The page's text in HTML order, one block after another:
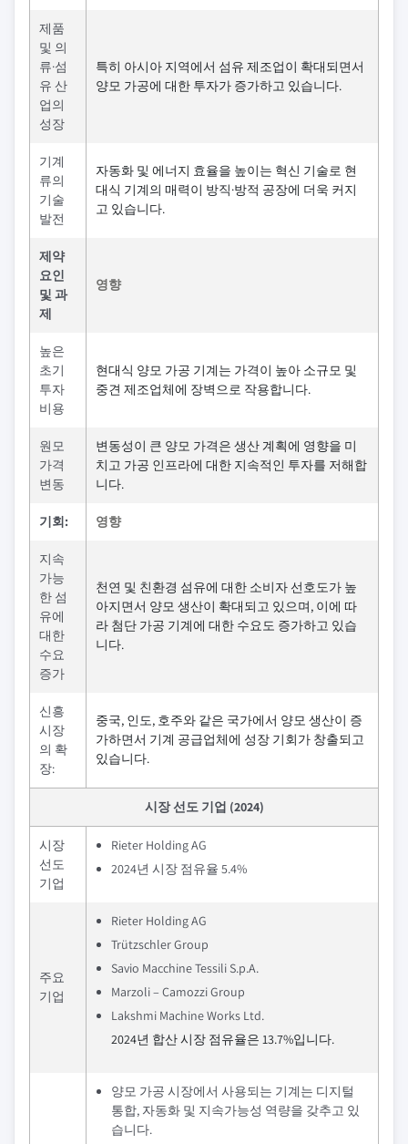
제품
및 의
류·섬
유 산
업의
성장
특히 아시아 지역에서 섬유 제조업이 확대되면서
양모 가공에 대한 투자가 증가하고 있습니다.
기계
류의
기술
발전
자동화 및 에너지 효율을 높이는 혁신 기술로 현
대식 기계의 매력이 방직·방적 공장에 더욱 커지
고 있습니다.
제약
요인
및 과
제
영향
높은
초기
투자
비용
현대식 양모 가공 기계는 가격이 높아 소규모 및
중견 제조업체에 장벽으로 작용합니다.
원모
가격
변동
변동성이 큰 양모 가격은 생산 계획에 영향을 미
치고 가공 인프라에 대한 지속적인 투자를 저해합
니다.
기회: 영향
지속
가능
한 섬
유에
대한
수요
증가
천연 및 친환경 섬유에 대한 소비자 선호도가 높
아지면서 양모 생산이 확대되고 있으며, 이에 따
라 첨단 가공 기계에 대한 수요도 증가하고 있습
니다.
신흥
시장
의 확
장:
중국, 인도, 호주와 같은 국가에서 양모 생산이 증
가하면서 기계 공급업체에 성장 기회가 창출되고
있습니다.
시장 선도 기업 (2024)
시장
선도
기업
Rieter Holding AG
2024년 시장 점유율 5.4%
주요
기업
Rieter Holding AG
Trützschler Group
Savio Macchine Tessili S.p.A.
Marzoli – Camozzi Group
Lakshmi Machine Works Ltd.
2024년 합산 시장 점유율은 13.7%입니다.
양모 가공 시장에서 사용되는 기계는 디지털
통합, 자동화 및 지속가능성 역량을 갖추고 있
습니다.